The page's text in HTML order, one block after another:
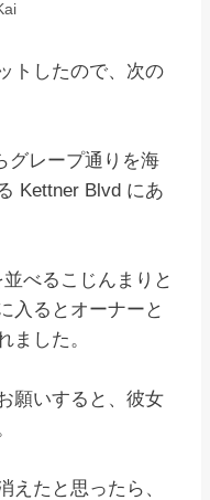
トしたので、次の
グレープ通りを海
Kettner Blvd にあ
べるこじんまりと
入るとオーナーと
ました。
願いすると、彼女
えたと思ったら、